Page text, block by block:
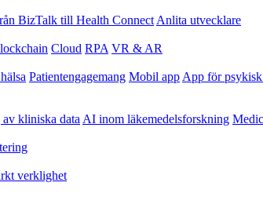
BizTalk till Health Connect Anlita utvecklare
Cloud RPA VR & AR
Patientengagemang Mobil app App för psykisk
kliniska data AI inom läkemedelsforskning
verklighet